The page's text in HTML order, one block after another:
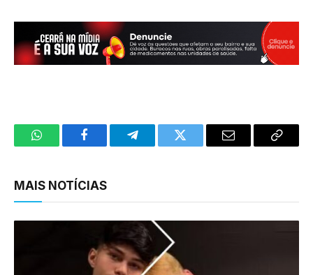
WhatsAppFacebookTelegramTwitter Email
Copy
MAIS NOTÍCIAS